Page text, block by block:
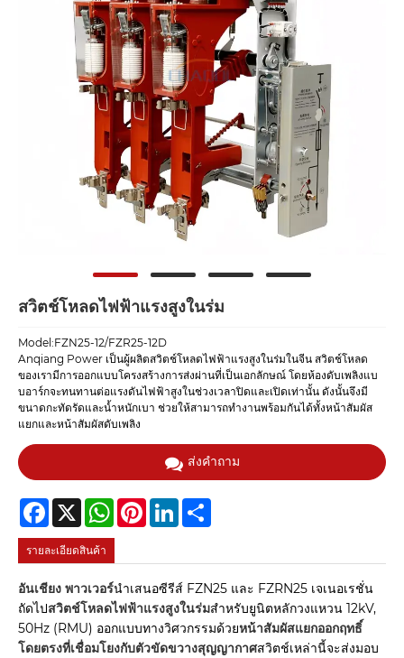
สวิตช์โหลดไฟฟ้าแรงสูงในร่ม
Model:FZN25-12/FZR25-12D
Anqiang Power เป็นผู้ผลิตสวิตช์โหลดไฟฟ้าแรงสูงในร่มในจีน สวิตช์โหลด
ของเรามีการออกแบบโครงสร้างการส่งผ่านที่เป็นเอกลักษณ์ โดยห้องดับเพลิงแบ
บอาร์กจะทนทานต่อแรงดันไฟฟ้าสูงในช่วงเวลาปิดและเปิดเท่านั้น ดังนั้นจึงมี
ขนาดกะทัดรัดและน้ำหนักเบา ช่วยให้สามารถทำงานพร้อมกันได้ทั้งหน้าสัมผัส
แยกและหน้าสัมผัสดับเพลิง
ส่งคำถาม
Facebook
X WhatsAppPinterestLinkedIn
รายละเอียดสินค้า
อันเชียง พาวเวอร์นำเสนอซีรีส์ FZN25 และ FZRN25 เจเนอเรชั่น
ถัดไปสวิตช์โหลดไฟฟ้าแรงสูงในร่มสำหรับยูนิตหลักวงแหวน 12kV,
50Hz (RMU) ออกแบบทางวิศวกรรมด้วยหน้าสัมผัสแยกออกฤทธิ์
โดยตรงที่เชื่อมโยงกับตัวขัดขวางสุญญากาศสวิตช์เหล่านี้จะส่งมอบ